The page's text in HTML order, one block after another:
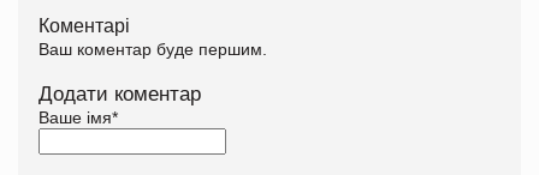
Коментарі
Ваш коментар буде першим.
Додати коментар
Ваше імя*